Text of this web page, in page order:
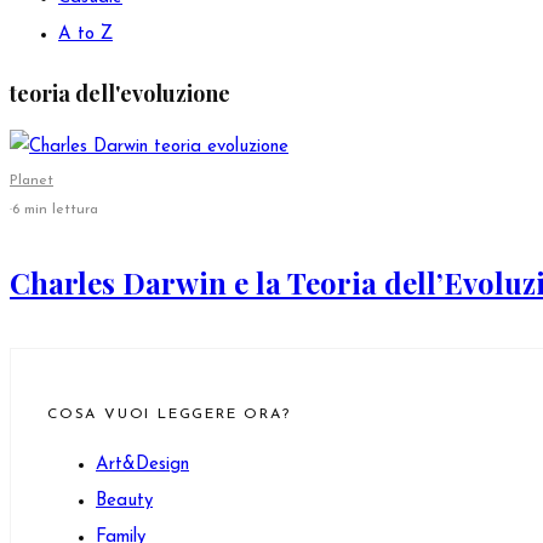
A to Z
teoria dell'evoluzione
Planet
·6 min lettura
Charles Darwin e la Teoria
COSA VUOI LEGGERE ORA?
Art&Design
Beauty
Family